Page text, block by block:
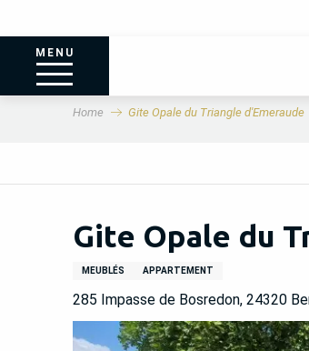
MENU
Home Gite Opale du Triangle d'Emeraude
Gite Opale du
MEUBLÉS APPARTEMENT
285 Impasse de Bosredon, 24320